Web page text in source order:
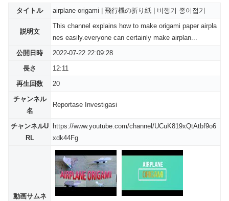
タイトル airplane origami | 飛行機の折り紙 | 비행기 종이접기
説明文
This channel explains how to make origami paper airpla
nes easily.everyone can certainly make airplan...
公開日時
2022-07-22 22:09:28
長さ
12:11
再生回数
20
チャンネル
名
Reportase Investigasi
チャンネルU
RL
https://www.youtube.com/channel/UCuK819xQtAtbf9o6
xdk44Fg
動画サムネ